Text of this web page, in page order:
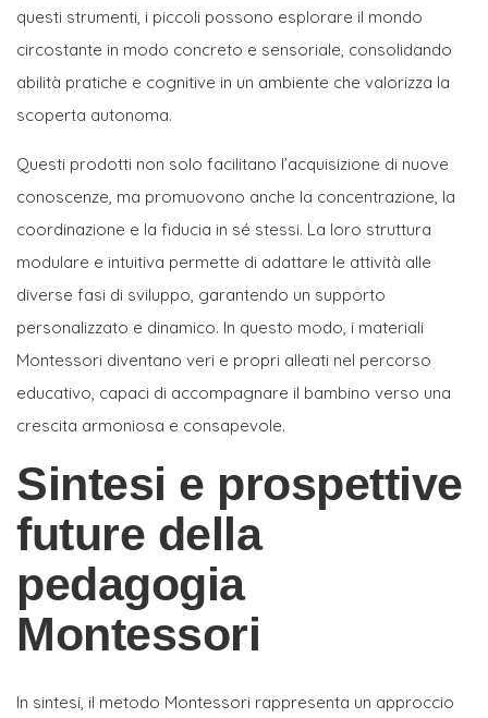
questi strumenti, i piccoli possono esplorare il mondo
circostante in modo concreto e sensoriale, consolidando
abilità pratiche e cognitive in un ambiente che valorizza la
scoperta autonoma.
Questi prodotti non solo facilitano l’acquisizione di nuove
conoscenze, ma promuovono anche la concentrazione, la
coordinazione e la fiducia in sé stessi. La loro struttura
modulare e intuitiva permette di adattare le attività alle
diverse fasi di sviluppo, garantendo un supporto
personalizzato e dinamico. In questo modo, i materiali
Montessori diventano veri e propri alleati nel percorso
educativo, capaci di accompagnare il bambino verso una
crescita armoniosa e consapevole.
Sintesi e prospettive
future della
pedagogia
Montessori
In sintesi, il metodo Montessori rappresenta un approccio